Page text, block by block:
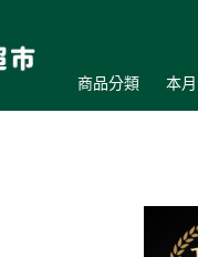
商品分類 本